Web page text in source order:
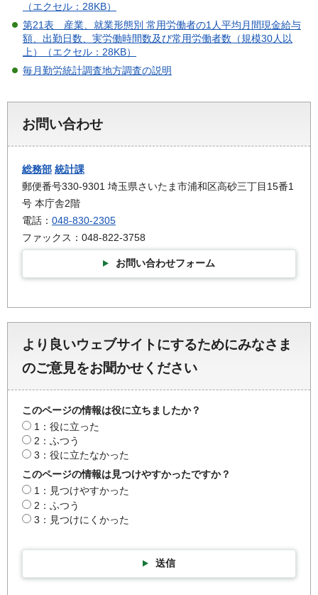
（エクセル：28KB）
第21表 産業、就業形態別 常用労働者の1人平均月間現金給与
額、出勤日数、実労働時間数及び常用労働者数（規模30人以
上）（エクセル：28KB）
毎月勤労統計調査地方調査の説明
お問い合わせ
総務部 統計課
郵便番号330-9301 埼玉県さいたま市浦和区高砂三丁目15番1
号 本庁舎2階
電話： 048-830-2305
ファックス：048-822-3758
お問い合わせフォーム
より良いウェブサイトにするためにみなさま
のご意見をお聞かせください
このページの情報は役に立ちましたか？
1：役に立った
2：ふつう
3：役に立たなかった
このページの情報は見つけやすかったですか？
1：見つけやすかった
2：ふつう
3：見つけにくかった
送信